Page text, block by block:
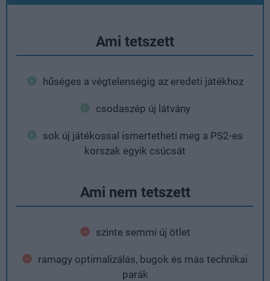
Ami tetszett
hűséges a végtelenségig az eredeti játékhoz
csodaszép új látvány
sok új játékossal ismertetheti meg a PS2-es
korszak egyik csúcsát
Ami nem tetszett
szinte semmi új ötlet
ramagy optimalizálás, bugok és más technikai
parák